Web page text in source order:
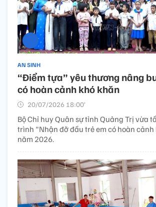
AN SINH
“Điểm tựa” yêu thương nâng
có hoàn cảnh khó khăn
20/07/2026 18:00’
Bộ Chỉ huy Quân sự tỉnh Quảng Trị vừa
trình "Nhận đỡ đầu trẻ em có hoàn cảnh
năm 2026.